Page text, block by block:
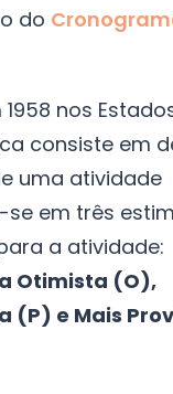
do
nos
consiste em
uma atividade
em três
a atividade:
Otimista (O),
(P) e Mais